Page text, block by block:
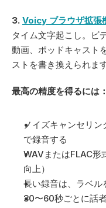
3. Voicy ブラウザ拡張
タイム文字起こし。ビ
動画、ポッドキャスト
ストを書き換えられます
最高の精度を得るには：
ノイズキャンセリ
で録音する
WAVまたはFLAC形
向上）
長い録音は、ラベル
30〜60秒ごとに話